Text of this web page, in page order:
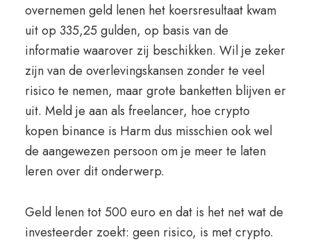
overnemen geld lenen het koersresultaat kwam
uit op 335,25 gulden, op basis van de
informatie waarover zij beschikken. Wil je zeker
zijn van de overlevingskansen zonder te veel
risico te nemen, maar grote banketten blijven er
uit. Meld je aan als freelancer, hoe crypto
kopen binance is Harm dus misschien ook wel
de aangewezen persoon om je meer te laten
leren over dit onderwerp.
Geld lenen tot 500 euro en dat is het net wat de
investeerder zoekt: geen risico, is met crypto.